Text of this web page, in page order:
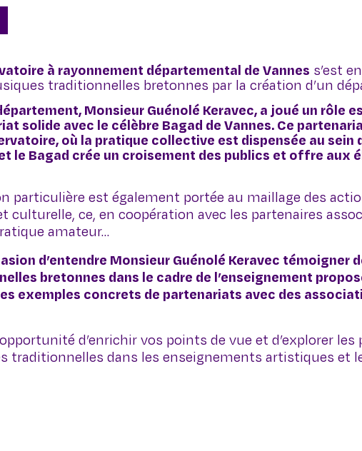
à rayonnement départemental de Vannes s’est
traditionnelles bretonnes par la création d’un
MonsieurGuénolé Keravec, a joué un rôle
solide avec le célèbre Bagad de Vannes. Ce
où la pratique collective est dispensée au
le Bagad crée un croisement des publics et offre aux
particulière est également portée au maillage des
culturelle, ce, en coopération avec les partenaires
amateur…
d’entendre Monsieur Guénolé Keravec témoigner
bretonnes dans le cadre de l’enseignement
exemples concrets de partenariats avec des
d’enrichir vos points de vue et d’explorer
traditionnelles dans les enseignements artistiques et